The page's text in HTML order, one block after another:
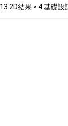
13.2D結果 > 4.基礎設